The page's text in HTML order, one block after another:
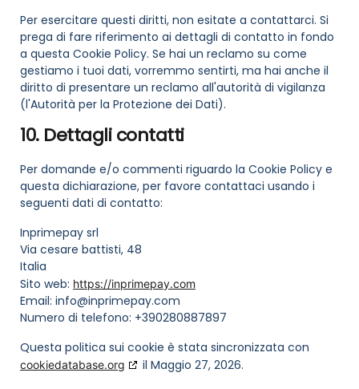
Per esercitare questi diritti, non esitate a contattarci. Si
prega di fare riferimento ai dettagli di contatto in fondo
a questa Cookie Policy. Se hai un reclamo su come
gestiamo i tuoi dati, vorremmo sentirti, ma hai anche il
diritto di presentare un reclamo all'autorità di vigilanza
(l'Autorità per la Protezione dei Dati).
10. Dettagli contatti
Per domande e/o commenti riguardo la Cookie Policy e
questa dichiarazione, per favore contattaci usando i
seguenti dati di contatto:
Inprimepay srl
Via cesare battisti, 48
Italia
Sito web: https://inprimepay.com
Email: info@inprimepay.com
Numero di telefono: +390280887897
Questa politica sui cookie è stata sincronizzata con
cookiedatabase.org il Maggio 27, 2026.